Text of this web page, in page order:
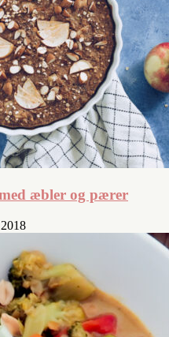
æbler og pærer